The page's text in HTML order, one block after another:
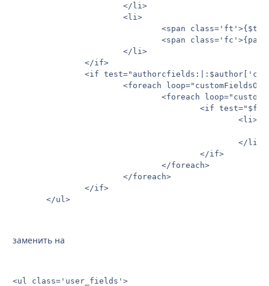
                       </li>
                       <li>
<span
<span
                       </li>
               </if>
<if
<foreach
<foreach
<if
                                               <li>
                                               </li>
                                       </if>
                               </foreach>
                       </foreach>
               </if>
       </ul>
заменить на
<ul class='user_fields'>